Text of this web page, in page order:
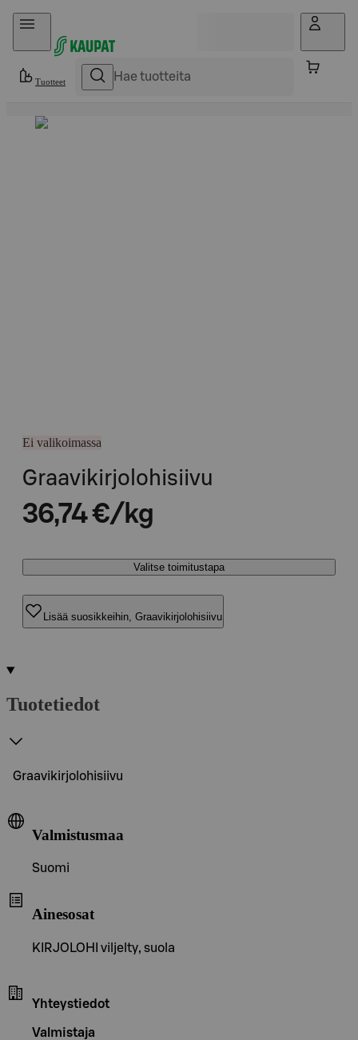
Hyppää sisältöön
Tuotteet
Ei valikoimassa
Graavikirjolohisiivu
36,74 €/kg
Valitse toimitustapa
Lisää suosikkeihin, Graavikirjolohisiivu
Tuotetiedot
Graavikirjolohisiivu
Valmistusmaa
Suomi
Ainesosat
KIRJOLOHI viljelty, suola
Yhteystiedot
Valmistaja